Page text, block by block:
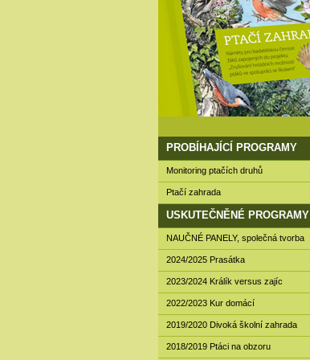
PROBÍHAJÍCÍ PROGRAMY
Monitoring ptačích druhů
Ptačí zahrada
USKUTEČNĚNÉ PROGRAMY
NAUČNÉ PANELY, společná tvorba
2024/2025 Prasátka
2023/2024 Králík versus zajíc
2022/2023 Kur domácí
2019/2020 Divoká školní zahrada
2018/2019 Ptáci na obzoru